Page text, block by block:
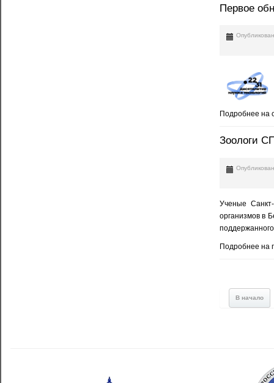
Первое
Подробнее на
Зоологи
Ученые Санкт-
организмов в
Подробнее на
В начало